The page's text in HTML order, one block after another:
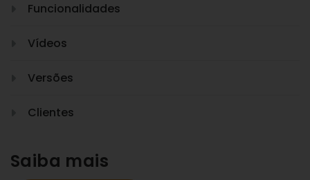
Funcionalidades
Vídeos
Versões
Clientes
Saiba mais